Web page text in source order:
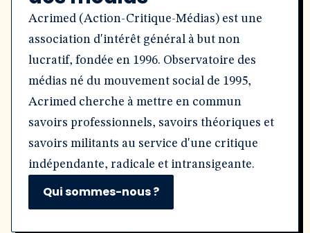
Acrimed (Action-Critique-Médias) est une
association d'intérêt général à but non
lucratif, fondée en 1996. Observatoire des
médias né du mouvement social de 1995,
Acrimed cherche à mettre en commun
savoirs professionnels, savoirs théoriques et
savoirs militants au service d'une critique
indépendante, radicale et intransigeante.
Qui sommes-nous ?